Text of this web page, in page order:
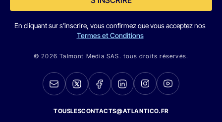
En cliquant sur s'inscrire, vous confirmez que vous acceptez nos
Termes et Conditions
© 2026 Talmont Media SAS. tous droits réservés.
TOUSLESCONTACTS@ATLANTICO.FR